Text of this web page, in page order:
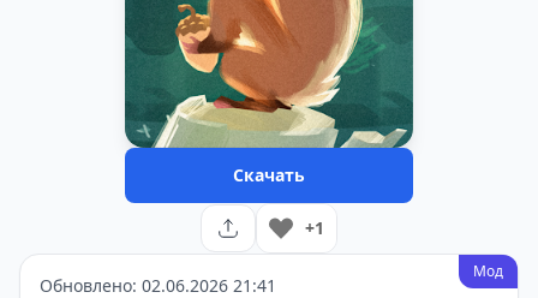
Скачать
+1
Мод
Обновлено: 02.06.2026 21:41